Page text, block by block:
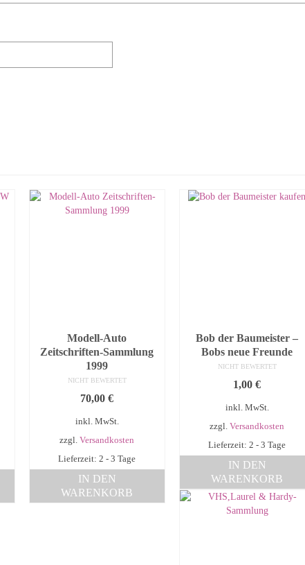
Modell-Auto
Zeitschriften-Sammlung
1999
NICHT BEWERTET
70,00€
inkl. MwSt.
zzgl.Versandkosten
Lieferzeit: 2 - 3 Tage
IN DEN
WARENKORB
Bob der Baumeister –
Bobs neue Freunde
NICHT BEWERTET
1,00€
inkl. MwSt.
zzgl.Versandkosten
Lieferzeit: 2 - 3 Tage
IN DEN
WARENKORB